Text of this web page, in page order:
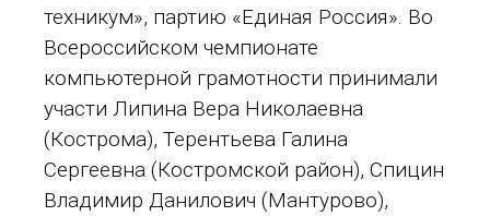
техникум», партию «Единая Россия». Во
Всероссийском чемпионате
компьютерной грамотности принимали
участи Липина Вера Николаевна
(Кострома), Терентьева Галина
Сергеевна (Костромской район), Спицин
Владимир Данилович (Мантурово),